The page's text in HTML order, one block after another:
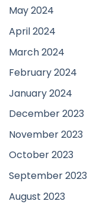
May 2024
April 2024
March 2024
February 2024
January 2024
December 2023
November 2023
October 2023
September 2023
August 2023